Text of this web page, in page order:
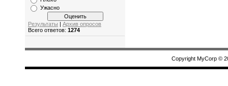
Ужасно
Результаты
Архив опросов
Всего ответов: 1274
Copyright MyCorp ©